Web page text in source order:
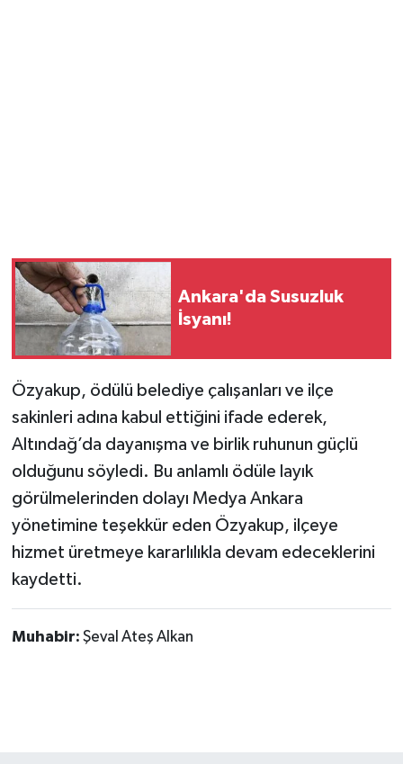
Ankara'da Susuzluk
İsyanı!
Özyakup, ödülü belediye çalışanları ve ilçe
sakinleri adına kabul ettiğini ifade ederek,
Altındağ’da dayanışma ve birlik ruhunun güçlü
olduğunu söyledi. Bu anlamlı ödüle layık
görülmelerinden dolayı Medya Ankara
yönetimine teşekkür eden Özyakup, ilçeye
hizmet üretmeye kararlılıkla devam edeceklerini
kaydetti.
Muhabir: Şeval Ateş Alkan